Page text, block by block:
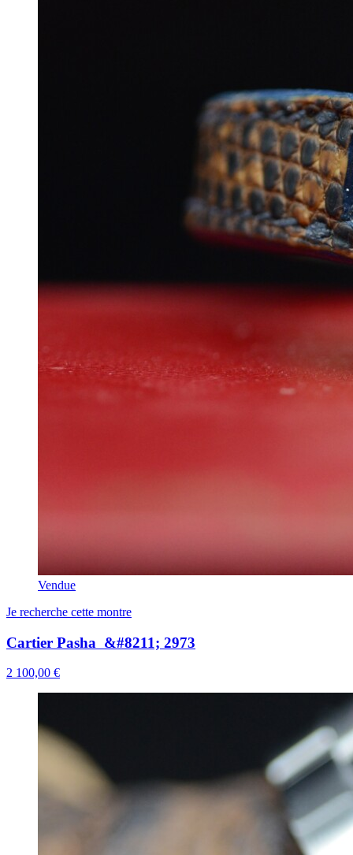
Vendue
Je recherche cette montre
Cartier Pasha &#8211; 2973
2 100,00 €